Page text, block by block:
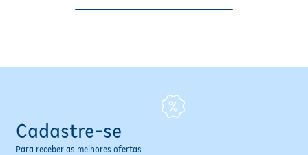
Cadastre-se
Para receber as melhores ofertas